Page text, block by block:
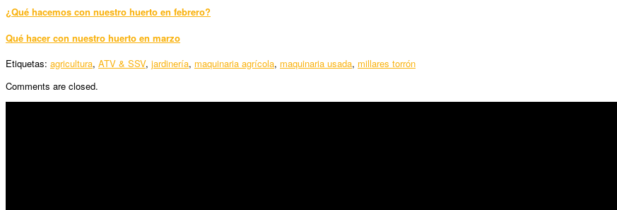
¿Qué hacemos con nuestro huerto en febrero?
Qué hacer con nuestro huerto en marzo
Etiquetas: agricultura, ATV & SSV, jardinería, maquinaria agrícola, maquinaria usada, millares torrón
Comments are closed.